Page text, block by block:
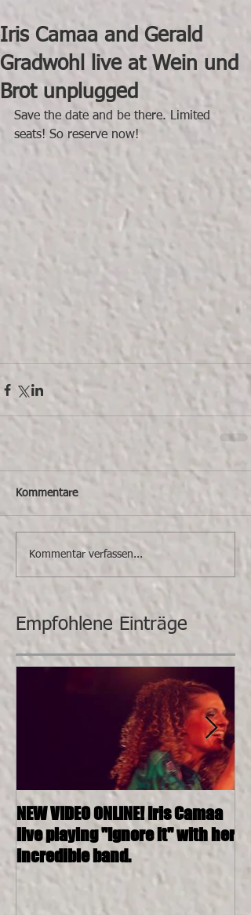
Iris Camaa and Gerald
Gradwohl live at Wein und
Brot unplugged
Save the date and be there. Limited
seats! So reserve now!
Kommentare
Kommentar verfassen...
Empfohlene Einträge
NEW VIDEO ONLINE! Iris Camaa
live playing "Ignore it" with her
incredible band.